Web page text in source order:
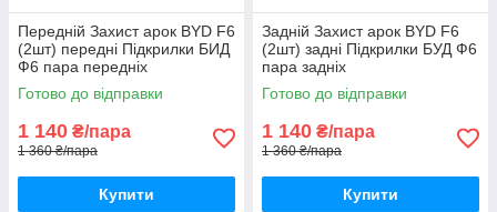
Передній Захист арок BYD F6
(2шт) передні Підкрилки БИД
Ф6 пара передніх
Готово до відправки
1 140 ₴/пара
1 360 ₴/пара
Купити
Задній Захист арок BYD F6
(2шт) задні Підкрилки БУД Ф6
пара задніх
Готово до відправки
1 140 ₴/пара
1 360 ₴/пара
Купити